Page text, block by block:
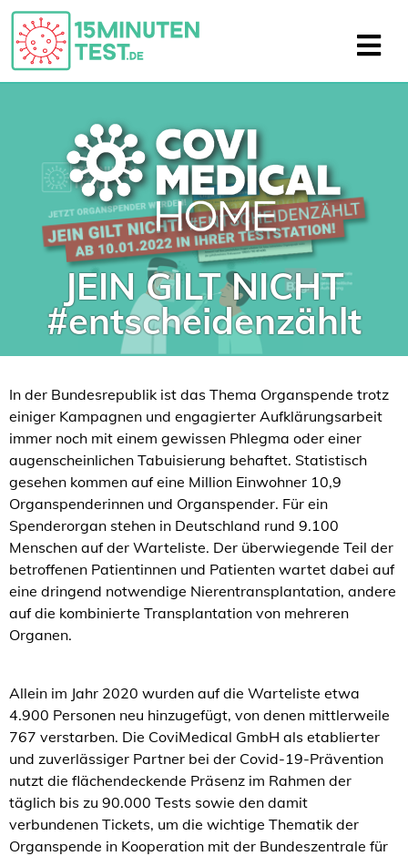
JEIN GILT NICHT
#entscheidenzählt
In der Bundesrepublik ist das Thema Organspende trotz
einiger Kampagnen und engagierter Aufklärungsarbeit
immer noch mit einem gewissen Phlegma oder einer
augenscheinlichen Tabuisierung behaftet. Statistisch
gesehen kommen auf eine Million Einwohner 10,9
Organspenderinnen und Organspender. Für ein
Spenderorgan stehen in Deutschland rund 9.100
Menschen auf der Warteliste. Der überwiegende Teil der
betroffenen Patientinnen und Patienten wartet dabei auf
eine dringend notwendige Nierentransplantation, andere
auf die kombinierte Transplantation von mehreren
Organen.
Allein im Jahr 2020 wurden auf die Warteliste etwa
4.900 Personen neu hinzugefügt, von denen mittlerweile
767 verstarben. Die CoviMedical GmbH als etablierter
und zuverlässiger Partner bei der Covid-19-Prävention
nutzt die flächendeckende Präsenz im Rahmen der
täglich bis zu 90.000 Tests sowie den damit
verbundenen Tickets, um die wichtige Thematik der
Organspende in Kooperation mit der Bundeszentrale für